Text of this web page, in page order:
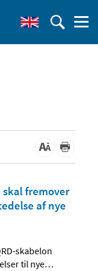
skal fremover
af nye
skabelon
til nye…